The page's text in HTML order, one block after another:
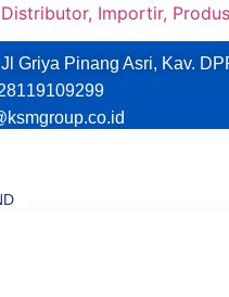
Importir,
Jl Griya Pinang Asri, Kav.